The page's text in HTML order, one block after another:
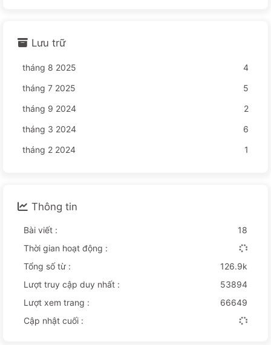
Lưu trữ
tháng 8 2025
4
tháng 7 2025
5
tháng 9 2024
2
tháng 3 2024
6
tháng 2 2024
1
Thông tin
Bài viết :
18
Thời gian hoạt động :
Tổng số từ :
126.9k
Lượt truy cập duy nhất :
53894
Lượt xem trang :
66649
Cập nhật cuối :